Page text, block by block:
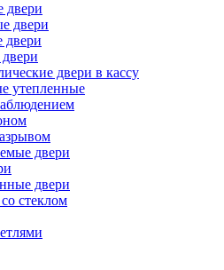
двери
двери
двери
двери в кассу
утепленные
двери
двери
стеклом